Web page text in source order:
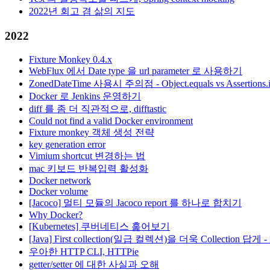
2022년 회고 겸 삶의 지도
2022
Fixture Monkey 0.4.x
WebFlux 에서 Date type 을 url parameter 로 사용하기
ZonedDateTime 사용시 주의점 - Object.equals vs
Docker 로 Jenkins 운영하기
diff 를 좀 더 직관적으로, difftastic
Could not find a valid Docker environment
Fixture monkey 객체 생성 전략
key generation error
Vimium shortcut 변경하는 법
mac 키보드 반복입력 활성화
Docker network
Docker volume
[Jacoco] 멀티 모듈의 Jacoco report 를 하나로 합치기
Why Docker?
[Kubernetes] 쿠버네티스 훑어보기
[Java] First collection(일급 컬렉션)을 더욱 Collection 답게 -
우아한 HTTP CLI, HTTPie
getter/setter 에 대한 사실과 오해